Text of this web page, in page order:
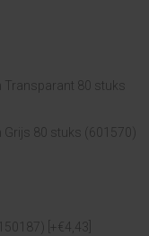
Transparant 80 stuks
Grijs 80 stuks (601570)
[+€4,43]